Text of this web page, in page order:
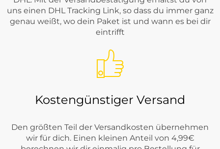
uns einen DHL Tracking Link, so dass du immer ganz
genau weißt, wo dein Paket ist und wann es bei dir
eintrifft
Kostengünstiger Versand
Den größten Teil der Versandkosten übernehmen
wir für dich. Einen kleinen Anteil von 4,99€